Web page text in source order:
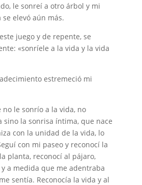
le sonreí a otro árbol y mi
elevó aún más.
juego y de repente, se
«sonríele a la vida y la vida
estremeció mi
no le sonrío a la vida, no
sino la sonrisa íntima, que nace
con la unidad de la vida, lo
con mi paseo y reconocí la
planta, reconocí al pájaro,
a medida que me adentraba
sentía. Reconocía la vida y al